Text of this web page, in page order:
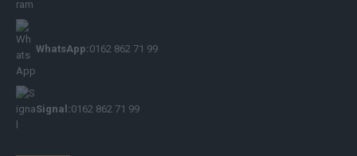
WhatsApp:0162 862 71 99
Signal:0162 862 71 99